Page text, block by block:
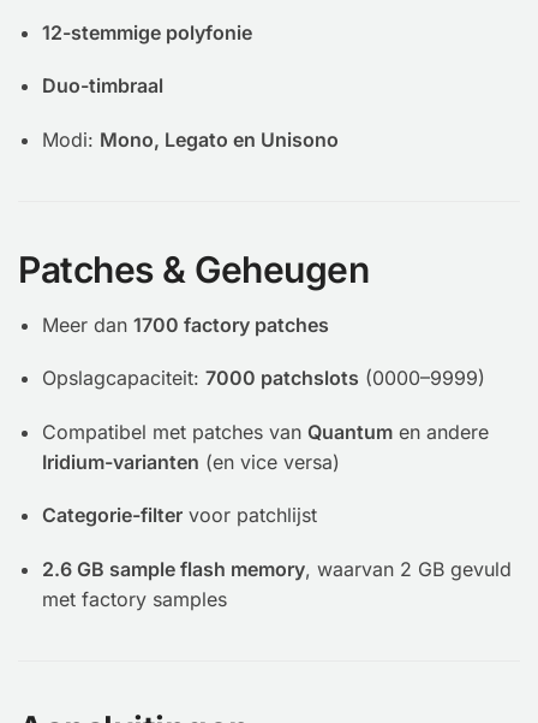
12-stemmige polyfonie
Duo-timbraal
Modi: Mono, Legato en Unisono
Patches & Geheugen
Meer dan 1700 factory patches
Opslagcapaciteit: 7000 patchslots (0000–9999)
Compatibel met patches van Quantum en andere
Iridium-varianten (en vice versa)
Categorie-filter voor patchlijst
2.6 GB sample flash memory, waarvan 2 GB gevuld
met factory samples